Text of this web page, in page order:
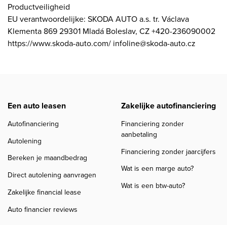
Productveiligheid
EU verantwoordelijke: SKODA AUTO a.s. tr. Václava
Klementa 869 29301 Mladá Boleslav, CZ +420-236090002
https://www.skoda-auto.com/ infoline@skoda-auto.cz
Een auto leasen
Autofinanciering
Autolening
Bereken je maandbedrag
Direct autolening aanvragen
Zakelijke financial lease
Auto financier reviews
Zakelijke autofinanciering
Financiering zonder
aanbetaling
Financiering zonder jaarcijfers
Wat is een marge auto?
Wat is een btw-auto?